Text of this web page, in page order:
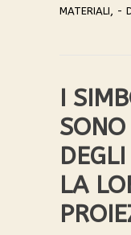
MATERIALI, -
I
LA